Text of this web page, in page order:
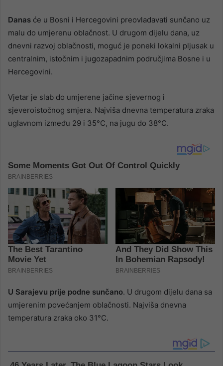
Danas će u Bosni i Hercegovini preovladavati sunčano uz
malu do umjerenu oblačnost. U drugom dijelu dana, uz
dnevni razvoj oblačnosti, moguć je poneki lokalni pljusak u
centralnim, istočnim i jugozapadnim područjima Bosne i u
Hercegovini.
Vjetar je slab do umjerene jačine sjevernog i
sjeveroistočnog smjera. Najviša dnevna temperatura zraka
uglavnom između 29 i 35°C, na jugu do 38°C.
U Sarajevu prije podne sunčano. U drugom dijelu dana sa
umjerenim povećanjem oblačnosti. Najviša dnevna
temperatura zraka oko 31°C.